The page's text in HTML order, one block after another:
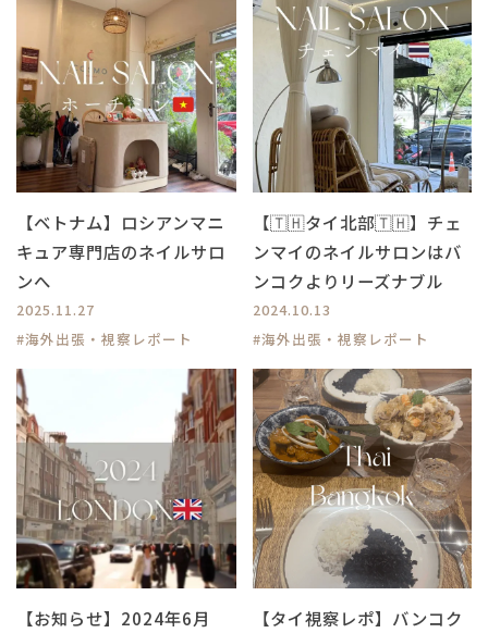
【ベトナム】ロシアンマニ
キュア専門店のネイルサロ
ンへ
2025.11.27
#海外出張・視察レポート
【🇹🇭タイ北部🇹🇭】チェ
ンマイのネイルサロンはバ
ンコクよりリーズナブル
2024.10.13
#海外出張・視察レポート
【お知らせ】2024年6月
【タイ視察レポ】バンコク